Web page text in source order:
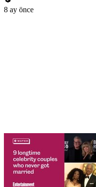
8 ay önce